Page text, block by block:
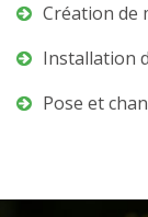
Création de
Installation
Pose et